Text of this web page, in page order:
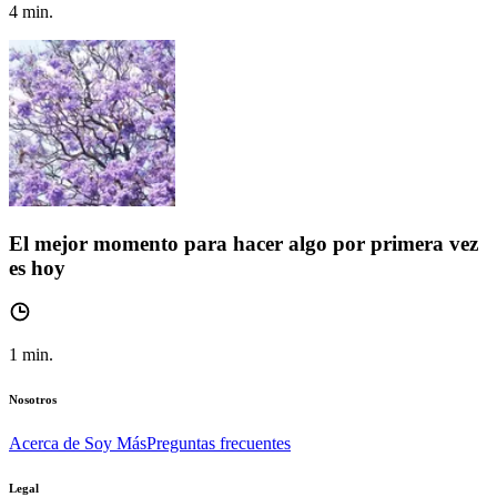
4 min.
El mejor momento para hacer algo por primera vez
es hoy
1 min.
Nosotros
Acerca de Soy MásPreguntas frecuentes
Legal